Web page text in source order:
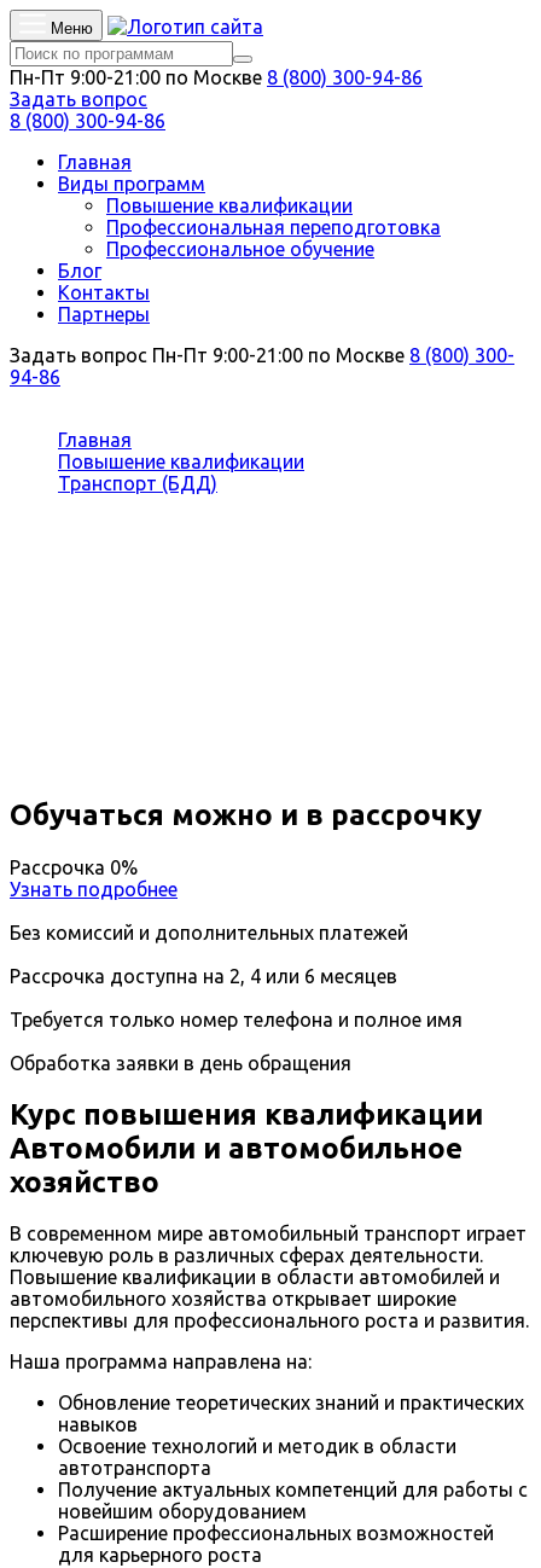
Меню
Пн-Пт 9:00-21:00 по Москве 8 (800) 300-94-86
Задать вопрос
8 (800) 300-94-86
Главная
Виды программ
Повышение квалификации
Профессиональная переподготовка
Профессиональное обучение
Блог
Контакты
Партнеры
Задать вопрос Пн-Пт 9:00-21:00 по Москве 8 (800) 300-
94-86
Главная
Повышение квалификации
Транспорт (БДД)
Обучаться можно и в рассрочку
Рассрочка 0%
Узнать подробнее
Без комиссий и дополнительных платежей
Рассрочка доступна на 2, 4 или 6 месяцев
Требуется только номер телефона и полное имя
Обработка заявки в день обращения
Курс повышения квалификации
Автомобили и автомобильное
хозяйство
В современном мире автомобильный транспорт играет
ключевую роль в различных сферах деятельности.
Повышение квалификации в области автомобилей и
автомобильного хозяйства открывает широкие
перспективы для профессионального роста и развития.
Наша программа направлена на:
Обновление теоретических знаний и практических
навыков
Освоение технологий и методик в области
автотранспорта
Получение актуальных компетенций для работы с
новейшим оборудованием
Расширение профессиональных возможностей
для карьерного роста